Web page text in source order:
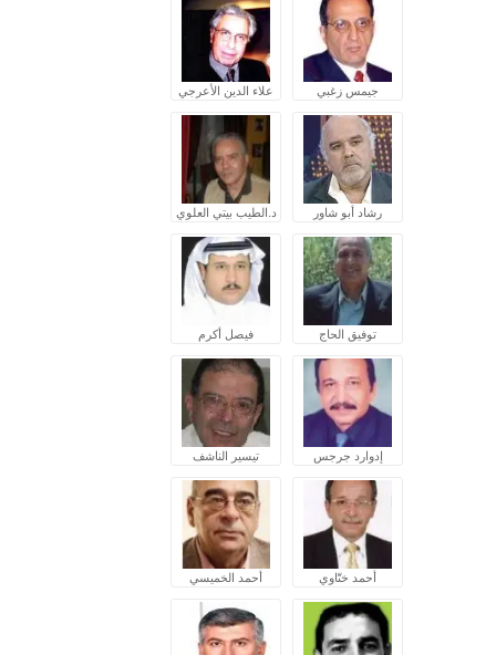
جيمس زغبي علاء الدين الأعرجي
رشاد أبو شاور د.الطيب بيتي العلوي
توفيق الحاج فيصل أكرم
إدوارد جرجس تيسير الناشف
أحمد ختّاوي أحمد الخميسي